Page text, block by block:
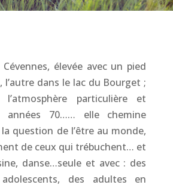
élevée avec un pied
l’autre dans le lac du Bourget ;
l’atmosphère particulière et
années 70…… elle chemine
question de l’être au monde,
de ceux qui trébuchent… et
danse…seule et avec : des
des adultes en